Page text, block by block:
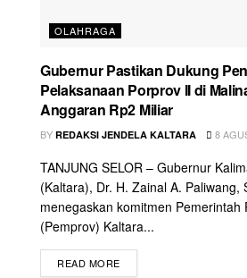
OLAHRAGA
Gubernur Pastikan Dukung
Pelaksanaan Porprov II di
Anggaran Rp2 Miliar
BY REDAKSI JENDELA KALTARA 8
TANJUNG SELOR – Gubernur
(Kaltara), Dr. H. Zainal A. Paliwang,
menegaskan komitmen Pemerintah
(Pemprov) Kaltara...
READ MORE